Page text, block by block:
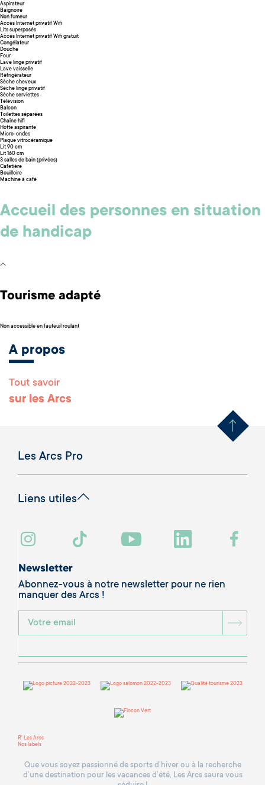
Aspirateur
Baignoire
Non fumeur
Accès Internet privatif Wifi
Lits superposés
Accès Internet privatif Wifi gratuit
Congélateur
Douche
Four
Lave linge privatif
Lave vaisselle
Réfrigérateur
Sèche cheveux
Sèche linge privatif
Sèche serviettes
Télévision
Balcon
Toilettes séparées
Chaîne hifi
Hotte aspirante
Micro-ondes
Plaque vitrocéramique
Lit 90 cm
Lit 160 cm
3 salles de bain (privées)
Cafetière
Bouilloire
Machine à café
Accueil des personnes en situation
de handicap
Tourisme adapté
Non accessible en fauteuil roulant
A propos
Tout savoir
sur les Arcs Remonter
Les Arcs Pro
Liens utiles
Newsletter
Abonnez-vous à notre newsletter pour ne rien
manquer des Arcs !
R' Les Arcs
Nos labels
Que vous soyez passionné de sports d’hiver ou à la recherche
d’une destination pour les vacances d’été, Les Arcs saura vous